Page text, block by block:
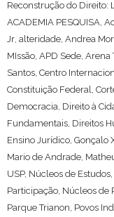
Reconstrução do Direito:
ACADEMIA PESQUISA,
Jr, alteridade, Andrea
MIssão, APD Sede, Arena
Santos, Centro
Constituição Federal,
Democracia, Direito à
Fundamentais, Direitos
Ensino Jurídico, Gonçalo
Mario de Andrade,
USP, Núcleos de Estudos,
Participação, Núcleos de
Parque Trianon, Povos